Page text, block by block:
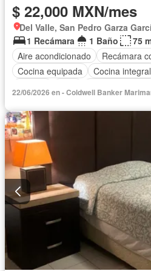
$ 22,000 MXN/mes
Del Valle, San Pedro Garza
1 Recámara
1 Baño
75
Aire acondicionado
Recámara
Cocina equipada
Cocina integral
22/06/2026 en - Coldwell Banker